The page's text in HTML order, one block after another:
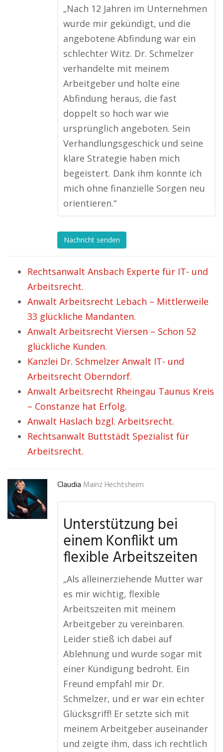
„Nach 12 Jahren im Unternehmen
wurde mir gekündigt, und die
angebotene Abfindung war ein
schlechter Witz. Dr. Schmelzer
verhandelte mit meinem
Arbeitgeber und holte eine
Abfindung heraus, die fast
doppelt so hoch war wie
ursprünglich angeboten. Sein
Verhandlungsgeschick und seine
klare Strategie haben mich
begeistert. Dank ihm konnte ich
mich ohne finanzielle Sorgen neu
orientieren.“
Nachricht senden
Rechtsanwalt Ansbach Experte für IT- und
Arbeitsrecht.
Anwalt Arbeitsrecht Lebach – Mittlerweile
33 glückliche Mandanten.
Anwalt Arbeitsrecht Viersen – Schon 52
glückliche Kunden.
Kanzlei Dr. Schmelzer Anwalt IT- und
Arbeitsrecht Oberndorf.
Anwalt Arbeitsrecht Rheingau Taunus Kreis
– Constanze hat Erfolg.
Anwalt Haslach bzgl. Arbeitsrecht.
Rechtsanwalt Buttstädt Spezialist für
Arbeitsrecht.
Claudia Mainz Hechtsheim
Unterstützung bei
einem Konflikt um
flexible Arbeitszeiten
„Als alleinerziehende Mutter war
es mir wichtig, flexible
Arbeitszeiten mit meinem
Arbeitgeber zu vereinbaren.
Leider stieß ich dabei auf
Ablehnung und wurde sogar mit
einer Kündigung bedroht. Ein
Freund empfahl mir Dr.
Schmelzer, und er war ein echter
Glücksgriff! Er setzte sich mit
meinem Arbeitgeber auseinander
und zeigte ihm, dass ich rechtlich